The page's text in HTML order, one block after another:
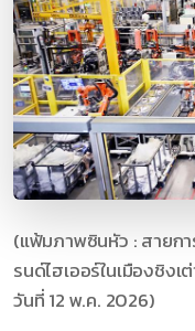
(แฟ้มภาพซินหัว : สายก
รนด์ไฮเออร์ในเมืองชิง
วันที่ 12 พ.ค. 2026)